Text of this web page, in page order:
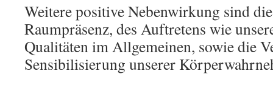
Weitere positive Nebenwirkung sind
Raumpräsenz, des Auftretens wie
Qualitäten im Allgemeinen, sowie die
Sensibilisierung unserer